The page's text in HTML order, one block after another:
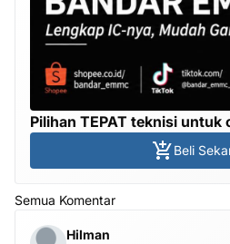
Pilihan TEPAT teknisi untuk
Beli
Semua Komentar
Hilman